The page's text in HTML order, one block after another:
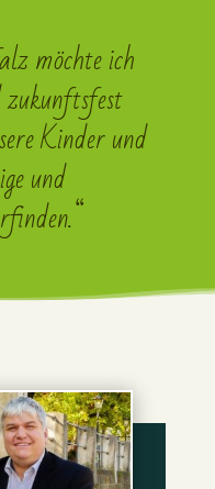
möchte ich
Kinder und
und